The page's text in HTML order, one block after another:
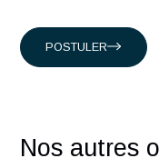
votre carrière
Des
Une entreprise